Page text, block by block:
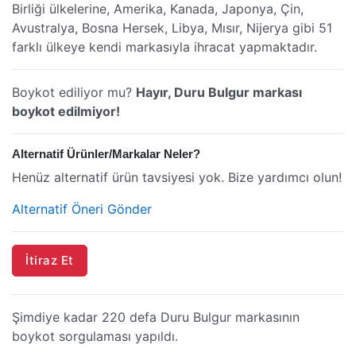
Birliği ülkelerine, Amerika, Kanada, Japonya, Çin,
Avustralya, Bosna Hersek, Libya, Mısır, Nijerya gibi 51
farklı ülkeye kendi markasıyla ihracat yapmaktadır.
Boykot ediliyor mu? Hayır, Duru Bulgur markası
boykot edilmiyor!
Alternatif Ürünler/Markalar Neler?
Henüz alternatif ürün tavsiyesi yok. Bize yardımcı olun!
Alternatif Öneri Gönder
İtiraz Et
Şimdiye kadar 220 defa Duru Bulgur markasının
boykot sorgulaması yapıldı.